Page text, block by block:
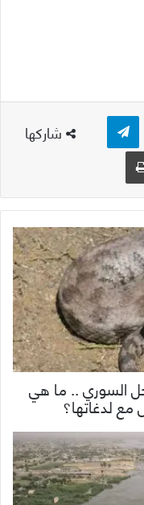
شاركها
واتساب
طباعة
السوري .. ما هي
لدغاتها؟